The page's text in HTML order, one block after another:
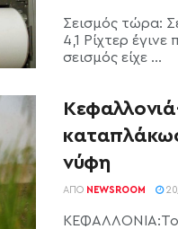
Σεισμός τώρα:
4,1 Ρίχτερ
σεισμός είχε ...
νύφη
ΑΠΌ NEWSROOM
ΚΕΦΑΛΛΟΝΙΑ:Το